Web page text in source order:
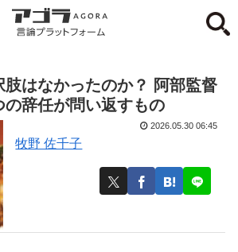
肢はなかったのか？ 阿部監督
の辞任が問い返すもの
牧野 佐千子
2026.05.30 06:45